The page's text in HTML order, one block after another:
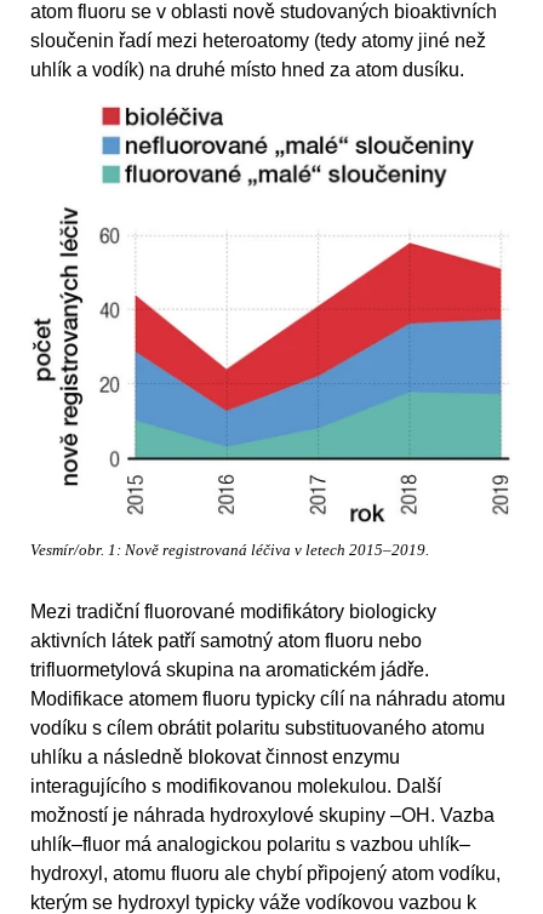
atom fluoru se v oblasti nově studovaných bioaktivních
sloučenin řadí mezi heteroatomy (tedy atomy jiné než
uhlík a vodík) na druhé místo hned za atom dusíku.
Vesmír/obr. 1: Nově registrovaná léčiva v letech 2015–2019.
Mezi tradiční fluorované modifikátory biologicky
aktivních látek patří samotný atom fluoru nebo
trifluormetylová skupina na aromatickém jádře.
Modifikace atomem fluoru typicky cílí na náhradu atomu
vodíku s cílem obrátit polaritu substituovaného atomu
uhlíku a následně blokovat činnost enzymu
interagujícího s modifikovanou molekulou. Další
možností je náhrada hydroxylové skupiny –OH. Vazba
uhlík–fluor má analogickou polaritu s vazbou uhlík–
hydroxyl, atomu fluoru ale chybí připojený atom vodíku,
kterým se hydroxyl typicky váže vodíkovou vazbou k